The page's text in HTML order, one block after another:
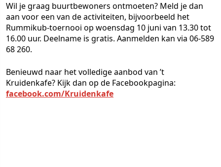
Wil je graag buurtbewoners ontmoeten? Meld je dan
aan voor een van de activiteiten, bijvoorbeeld het
Rummikub-toernooi op woensdag 10 juni van 13.30 tot
16.00 uur. Deelname is gratis. Aanmelden kan via 06-589
68 260.
Benieuwd naar het volledige aanbod van ’t
Kruidenkafe? Kijk dan op de Facebookpagina:
facebook.com/Kruidenkafe